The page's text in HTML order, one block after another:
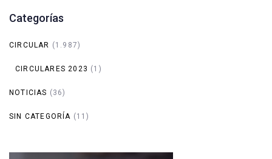
Categorías
CIRCULAR (1.987)
CIRCULARES 2023 (1)
NOTICIAS (36)
SIN CATEGORÍA (11)